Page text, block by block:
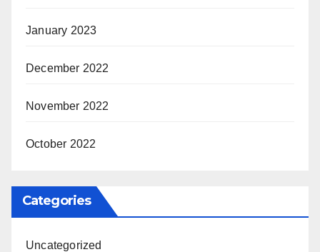
January 2023
December 2022
November 2022
October 2022
Categories
Uncategorized